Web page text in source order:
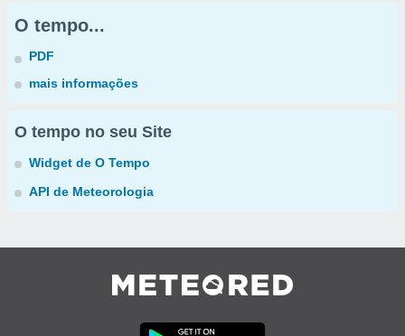
O tempo...
PDF
mais informações
O tempo no seu Site
Widget de O Tempo
API de Meteorologia